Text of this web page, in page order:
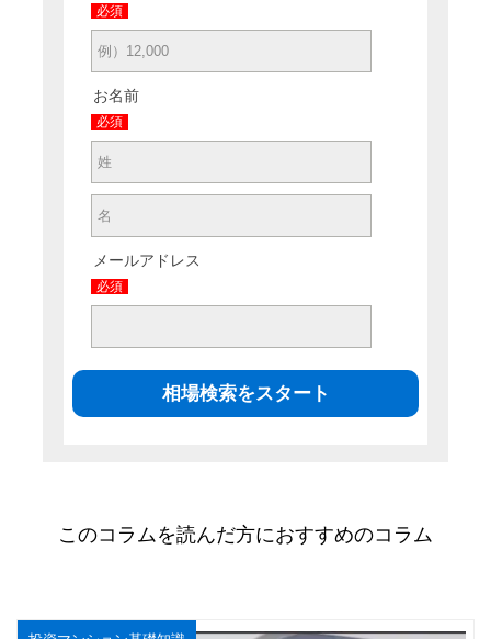
必須
お名前
必須
メールアドレス
必須
このコラムを読んだ方におすすめのコラム